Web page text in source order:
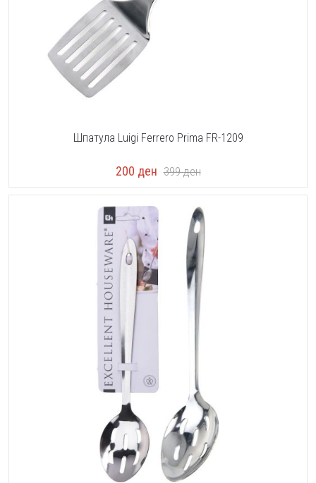
Шпатула Luigi Ferrero Prima FR-1209
200 ден 399ден